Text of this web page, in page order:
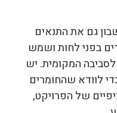
גם את התנאים
בפני לחות ושמש
המקומית. יש
לוודא שהחומרים
של הפרויקט,